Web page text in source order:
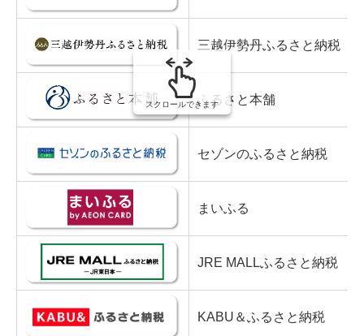
三越伊勢丹ふるさと納税
ふるさと本舗
セゾンのふるさと納税
まいふる
JRE MALLふるさと納税
KABU＆ふるさと納税
スクロールできます